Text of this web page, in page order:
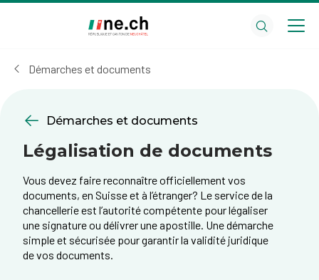
cookies
Démarches et documents
Démarches et documents
Légalisation de documents
Vous devez faire reconnaître officiellement vos
documents, en Suisse et à l’étranger? Le service de la
chancellerie est l’autorité compétente pour légaliser
une signature ou délivrer une apostille. Une démarche
simple et sécurisée pour garantir la validité juridique
de vos documents.